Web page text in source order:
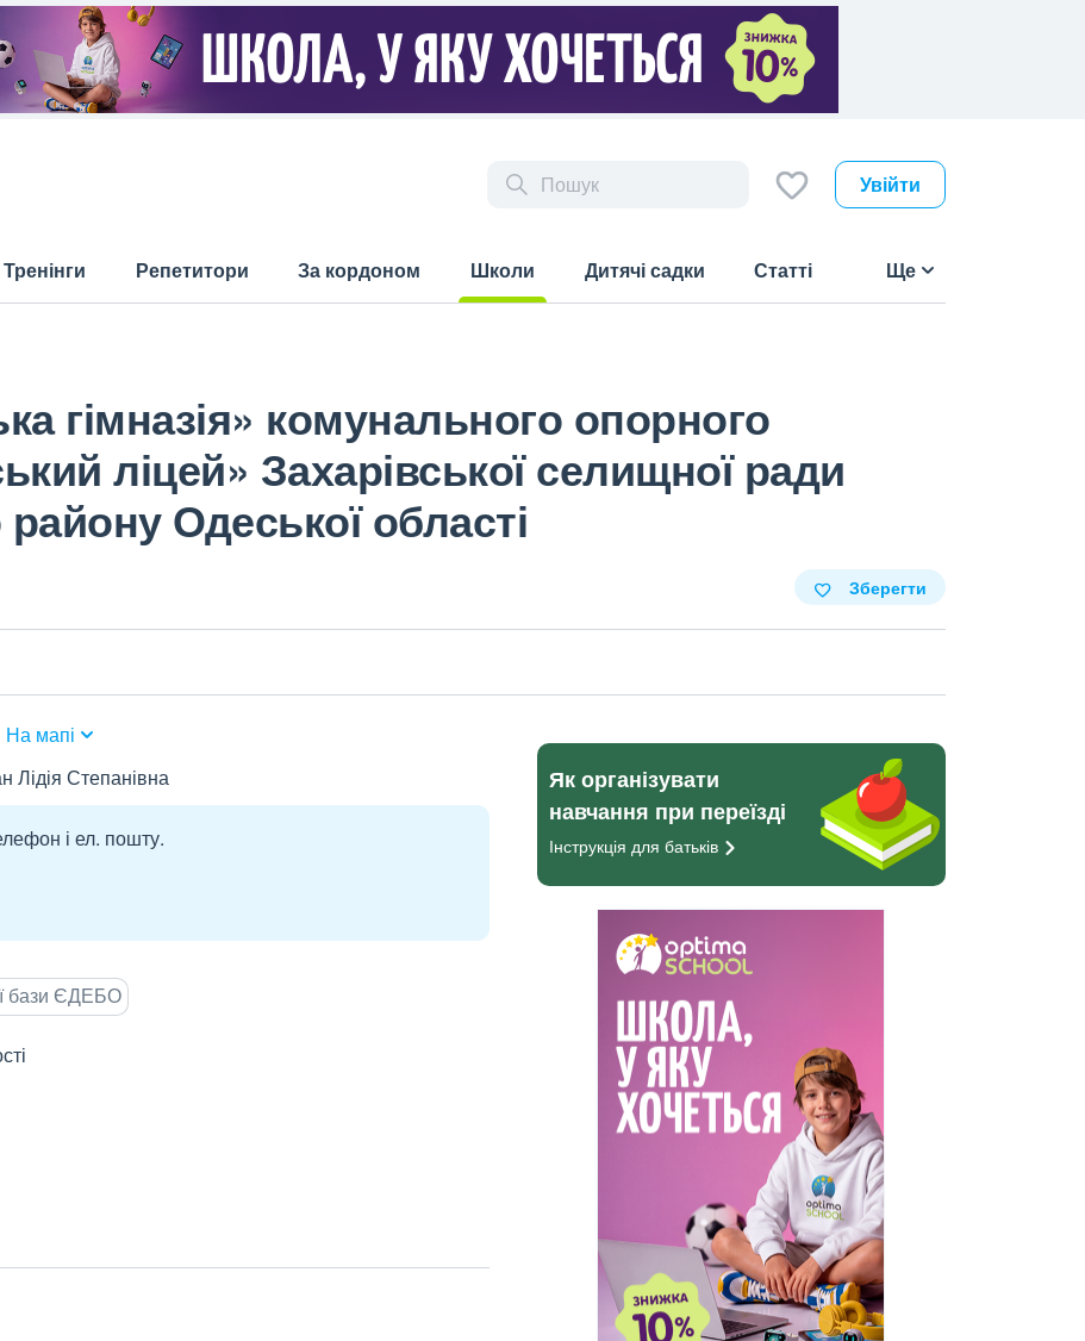
Увійти
Тренінги Репетитори За кордоном
Школи
Дитячі садки Статті Ще
гімназія» комунального опорного
ліцей» Захарівської селищної ради
Одеської області
Зберегти
На мапі
Лідія Степанівна
і ел. пошту.
бази ЄДЕБО
Як організувати
навчання при переїзді
Інструкція для батьків